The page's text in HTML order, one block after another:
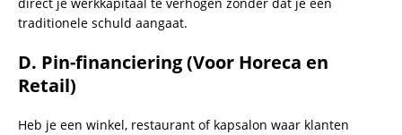
direct je werkkapitaal te verhogen zonder dat je een
traditionele schuld aangaat.
D. Pin-financiering (Voor Horeca en
Retail)
Heb je een winkel, restaurant of kapsalon waar klanten